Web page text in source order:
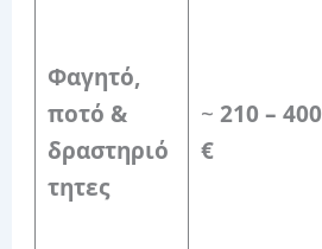
Φαγητό,
ποτό &
δραστηριό
τητες
~ 210 – 400
€